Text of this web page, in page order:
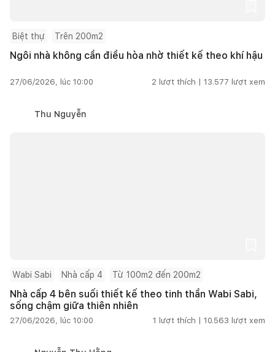
Biệt thự Trên 200m2
Ngôi nhà không cần điều hòa nhờ thiết kế theo khí hậu
27/06/2026, lúc 10:00 2 lượt thích | 13.577 lượt xem
Thu Nguyễn
Wabi Sabi Nhà cấp 4 Từ 100m2 đến 200m2
Nhà cấp 4 bên suối thiết kế theo tinh thần Wabi Sabi,
sống chậm giữa thiên nhiên
27/06/2026, lúc 10:00 1 lượt thích | 10.563 lượt xem